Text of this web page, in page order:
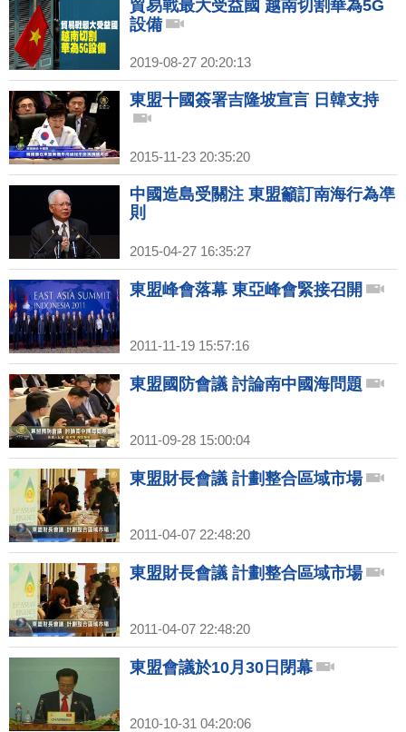
貿易戰最大受益國 越南切割華為5G
設備
2019-08-27 20:20:13
東盟十國簽署吉隆坡宣言 日韓支持
2015-11-23 20:35:20
中國造島受關注 東盟籲訂南海行為凖
則
2015-04-27 16:35:27
東盟峰會落幕 東亞峰會緊接召開
2011-11-19 15:57:16
東盟國防會議 討論南中國海問題
2011-09-28 15:00:04
東盟財長會議 計劃整合區域市場
2011-04-07 22:48:20
東盟財長會議 計劃整合區域市場
2011-04-07 22:48:20
東盟會議於10月30日閉幕
2010-10-31 04:20:06